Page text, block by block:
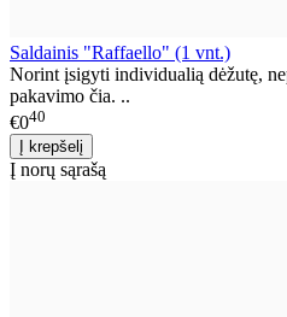
Saldainis "Raffaello" (1 vnt.)
Norint įsigyti individualią dėžutę,
pakavimo čia. ..
€040
Į norų sąrašą